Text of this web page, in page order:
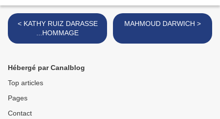
< KATHY RUIZ DARASSE
...HOMMAGE
MAHMOUD DARWICH >
Hébergé par Canalblog
Top articles
Pages
Contact